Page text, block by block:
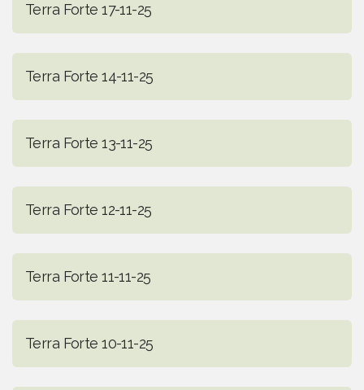
Terra Forte 17-11-25
Terra Forte 14-11-25
Terra Forte 13-11-25
Terra Forte 12-11-25
Terra Forte 11-11-25
Terra Forte 10-11-25